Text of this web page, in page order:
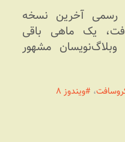
رسمی آخرین نسخه
یک ماهی باقی
مشهور
، ویندوز ۸